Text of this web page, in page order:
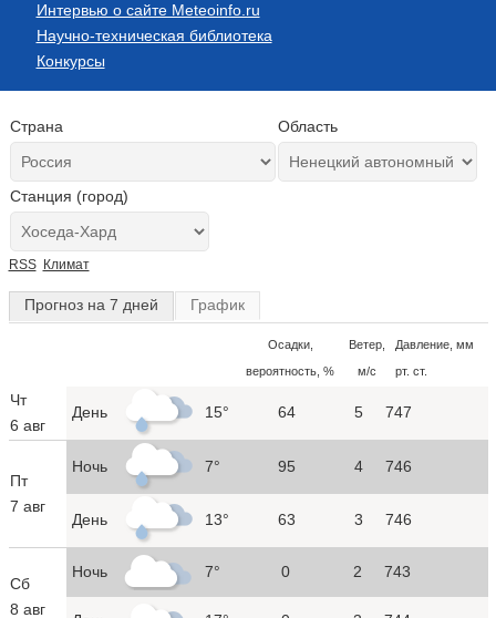
Интервью о сайте Meteoinfo.ru
Научно-техническая библиотека
Конкурсы
Страна Область
Станция (город)
RSS Климат
Прогноз на 7 дней График
Осадки,
вероятность, %
Ветер,
м/с
Давление, мм
рт. ст.
Чт
6 авг
День 15° 64 5 747
Пт
7 авг
Ночь 7° 95 4 746
День 13° 63 3 746
Сб
8 авг
Ночь 7° 0 2 743